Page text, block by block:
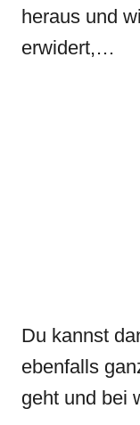
heraus und
erwidert,…
Du kannst
ebenfalls
geht und bei